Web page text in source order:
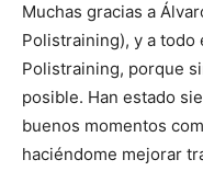
Muchas gracias a
Polistraining), y a todo
Polistraining, porque
posible. Han estado
buenos momentos
haciéndome mejorar